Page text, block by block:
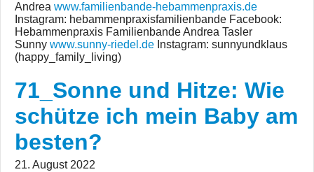
Andrea www.familienbande-hebammenpraxis.de
Instagram: hebammenpraxisfamilienbande Facebook:
Hebammenpraxis Familienbande Andrea Tasler
Sunny www.sunny-riedel.de Instagram: sunnyundklaus
(happy_family_living)
71_Sonne und Hitze: Wie
schütze ich mein Baby am
besten?
21. August 2022